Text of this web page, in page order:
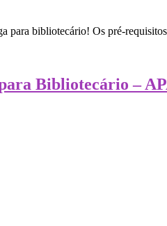
para bibliotecário! Os pré-
Bibliotecário –